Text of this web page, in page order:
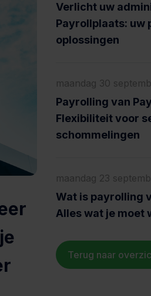
Verlicht uw
Payrollplaats: uw
oplossingen
maandag 30
Payrolling van
Flexibiliteit voor
schommelingen
maandag 23
Wat is payrolling
Alles wat je moet
Terug naar